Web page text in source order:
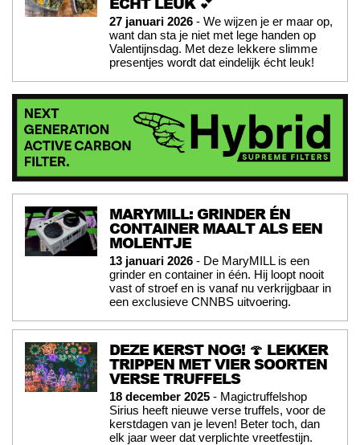
27 januari 2026 - We wijzen je er maar op,
want dan sta je niet met lege handen op
Valentijnsdag. Met deze lekkere slimme
presentjes wordt dat eindelijk écht leuk!
MARYMILL: GRINDER ÉN
CONTAINER MAALT ALS EEN
MOLENTJE
13 januari 2026 - De MaryMILL is een
grinder en container in één. Hij loopt nooit
vast of stroef en is vanaf nu verkrijgbaar in
een exclusieve CNNBS uitvoering.
DEZE KERST NOG! 🍄 LEKKER
TRIPPEN MET VIER SOORTEN
VERSE TRUFFELS
18 december 2025 - Magictruffelshop
Sirius heeft nieuwe verse truffels, voor de
kerstdagen van je leven! Beter toch, dan
elk jaar weer dat verplichte vreetfestijn.